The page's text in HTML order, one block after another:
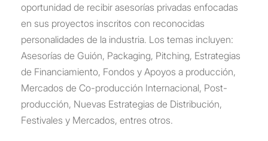
oportunidad de recibir asesorías privadas enfocadas
en sus proyectos inscritos con reconocidas
personalidades de la industria. Los temas incluyen:
Asesorías de Guión, Packaging, Pitching, Estrategias
de Financiamiento, Fondos y Apoyos a producción,
Mercados de Co-producción Internacional, Post-
producción, Nuevas Estrategias de Distribución,
Festivales y Mercados, entres otros.